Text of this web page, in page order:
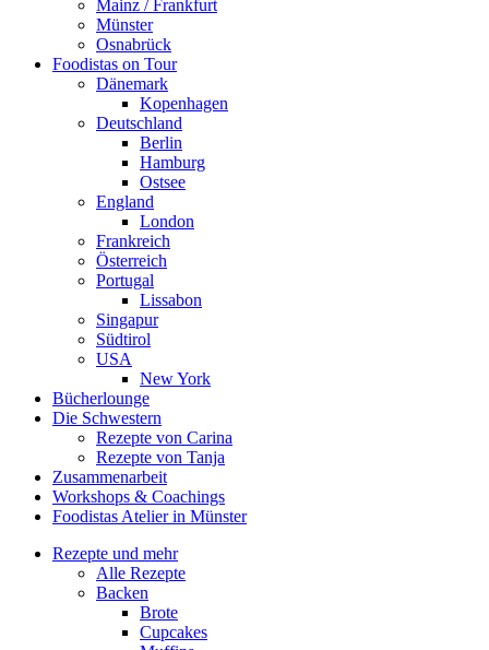
Mainz / Frankfurt
Münster
Osnabrück
Foodistas on Tour
Dänemark
Kopenhagen
Deutschland
Berlin
Hamburg
Ostsee
England
London
Frankreich
Österreich
Portugal
Lissabon
Singapur
Südtirol
USA
New York
Bücherlounge
Die Schwestern
Rezepte von Carina
Rezepte von Tanja
Zusammenarbeit
Workshops & Coachings
Foodistas Atelier in Münster
Rezepte und mehr
Alle Rezepte
Backen
Brote
Cupcakes